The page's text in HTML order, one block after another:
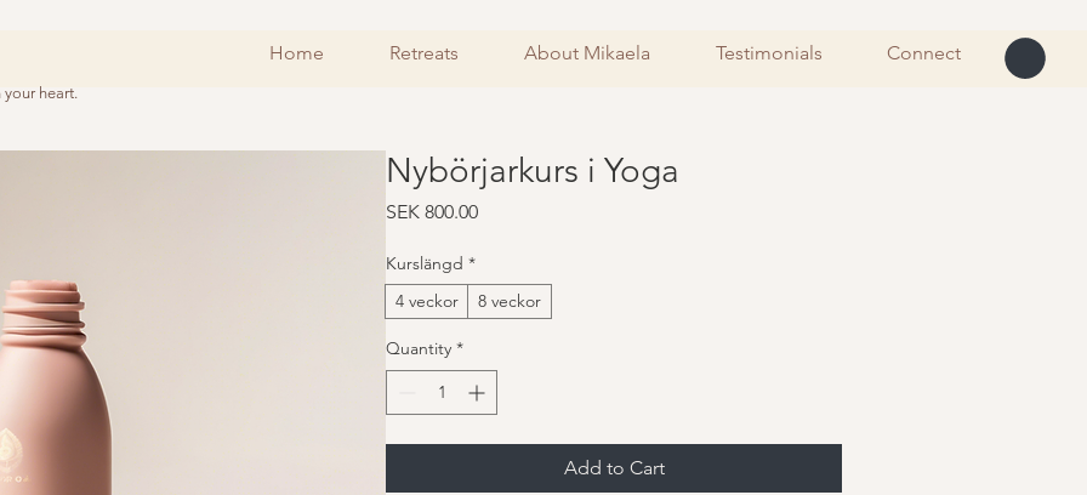
Home Retreats About Mikaela Testimonials Connect
heart.
Nybörjarkurs i Yoga
SEK 800.00Price
Kurslängd *
4 veckor
8 veckor
Quantity *
Add to Cart